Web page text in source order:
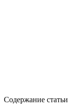
Содержание статьи